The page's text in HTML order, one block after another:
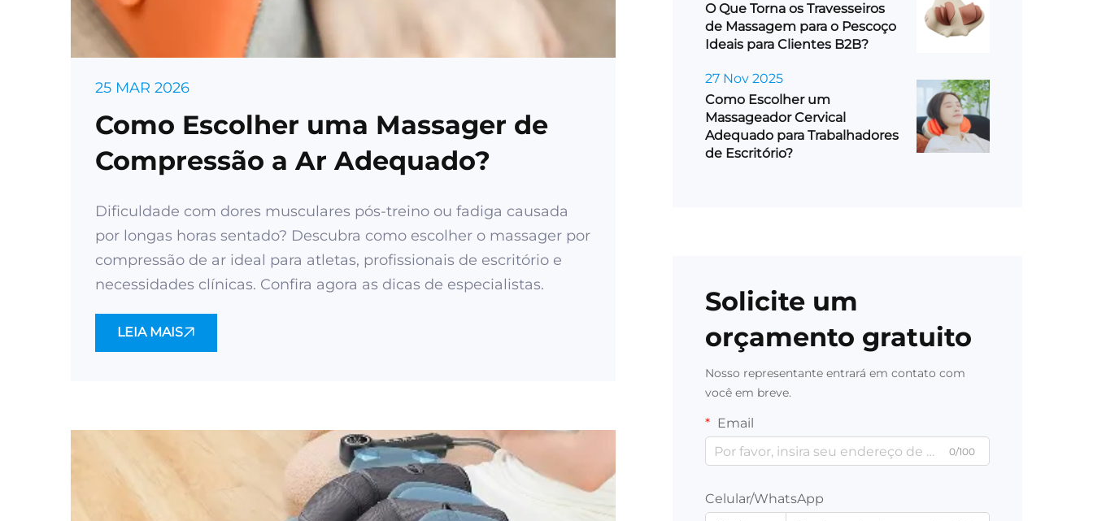
25 MAR 2026
Como Escolher uma Massager de
Compressão a Ar Adequado?
Dificuldade com dores musculares pós-treino ou fadiga causada
por longas horas sentado? Descubra como escolher o massager por
compressão de ar ideal para atletas, profissionais de escritório e
necessidades clínicas. Confira agora as dicas de especialistas.
LEIA MAIS
O Que Torna os Travesseiros
de Massagem para o Pescoço
Ideais para Clientes B2B?
27 Nov 2025
Como Escolher um
Massageador Cervical
Adequado para Trabalhadores
de Escritório?
Solicite um
orçamento gratuito
Nosso representante entrará em contato com
você em breve.
Email
0/100
Celular/WhatsApp